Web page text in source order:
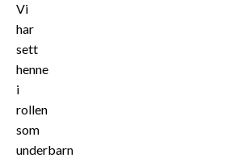
Vi
har
sett
henne
i
rollen
som
underbarn